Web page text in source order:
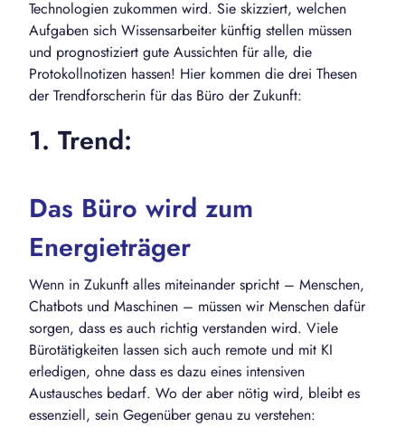
Technologien zukommen wird. Sie skizziert, welchen
Aufgaben sich Wissensarbeiter künftig stellen müssen
und prognostiziert gute Aussichten für alle, die
Protokollnotizen hassen! Hier kommen die drei Thesen
der Trendforscherin für das Büro der Zukunft:
1. Trend:
Das Büro wird zum
Energieträger
Wenn in Zukunft alles miteinander spricht – Menschen,
Chatbots und Maschinen – müssen wir Menschen dafür
sorgen, dass es auch richtig verstanden wird. Viele
Bürotätigkeiten lassen sich auch remote und mit KI
erledigen, ohne dass es dazu eines intensiven
Austausches bedarf. Wo der aber nötig wird, bleibt es
essenziell, sein Gegenüber genau zu verstehen: